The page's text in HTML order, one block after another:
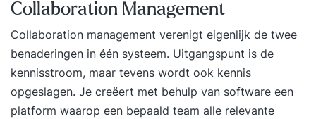
Collaboration Management
Collaboration management verenigt eigenlijk de twee
benaderingen in één systeem. Uitgangspunt is de
kennisstroom, maar tevens wordt ook kennis
opgeslagen. Je creëert met behulp van software een
platform waarop een bepaald team alle relevante